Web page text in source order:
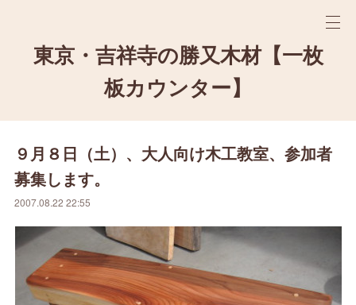
東京・吉祥寺の勝又木材【一枚
板カウンター】
９月８日（土）、大人向け木工教室、参加者
募集します。
2007.08.22 22:55